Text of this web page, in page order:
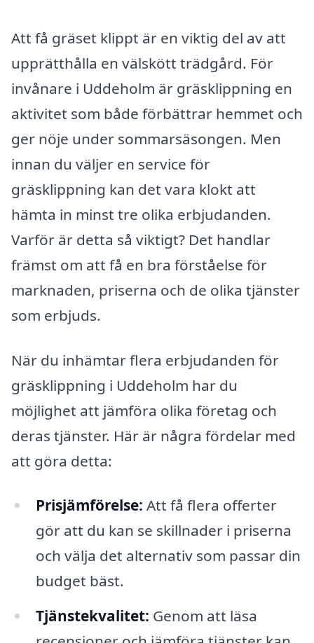
Att få gräset klippt är en viktig del av att
upprätthålla en välskött trädgård. För
invånare i Uddeholm är gräsklippning en
aktivitet som både förbättrar hemmet och
ger nöje under sommarsäsongen. Men
innan du väljer en service för
gräsklippning kan det vara klokt att
hämta in minst tre olika erbjudanden.
Varför är detta så viktigt? Det handlar
främst om att få en bra förståelse för
marknaden, priserna och de olika tjänster
som erbjuds.
När du inhämtar flera erbjudanden för
gräsklippning i Uddeholm har du
möjlighet att jämföra olika företag och
deras tjänster. Här är några fördelar med
att göra detta:
Prisjämförelse: Att få flera offerter
gör att du kan se skillnader i priserna
och välja det alternativ som passar din
budget bäst.
Tjänstekvalitet: Genom att läsa